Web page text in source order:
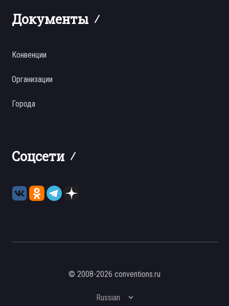
Документы
Конвенции
Организации
Города
Соцсети
© 2008-2026 conventions.ru